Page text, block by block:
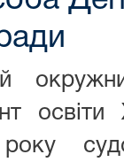
року